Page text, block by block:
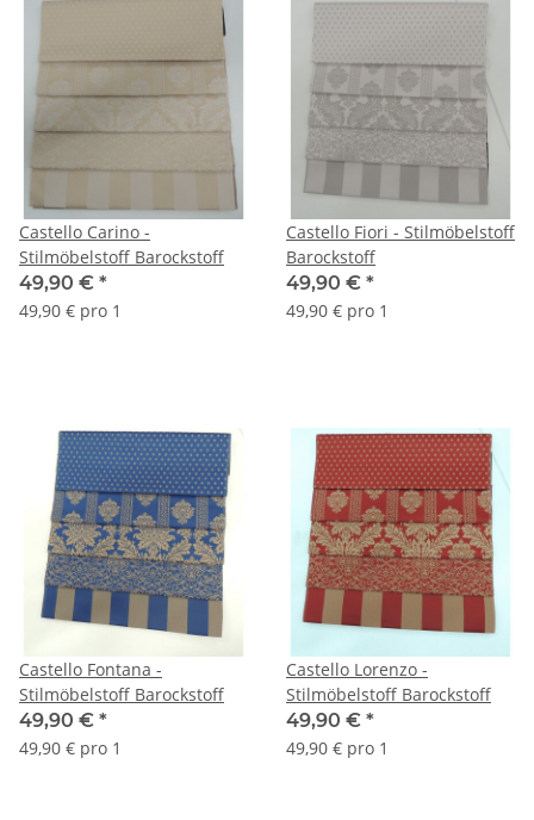
Castello Carino -
Stilmöbelstoff Barockstoff
49,90 € *
49,90 € pro 1
Castello Fiori - Stilmöbelstoff
Barockstoff
49,90 € *
49,90 € pro 1
Castello Fontana -
Stilmöbelstoff Barockstoff
49,90 € *
49,90 € pro 1
Castello Lorenzo -
Stilmöbelstoff Barockstoff
49,90 € *
49,90 € pro 1